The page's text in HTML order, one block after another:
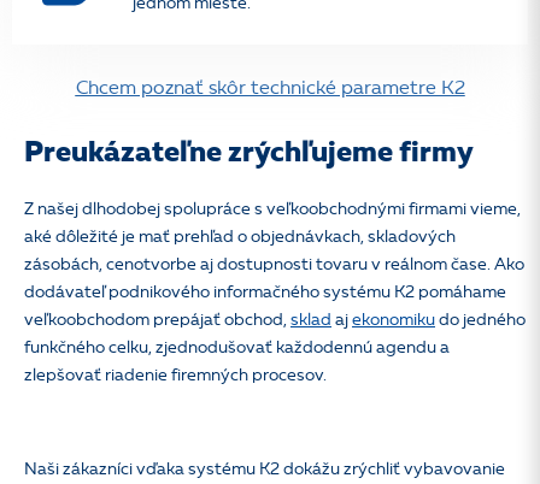
jednom mieste.
Chcem poznať skôr technické parametre K2
Preukázateľne zrýchľujeme firmy
Z našej dlhodobej spolupráce s veľkoobchodnými firmami vieme,
aké dôležité je mať prehľad o objednávkach, skladových
zásobách, cenotvorbe aj dostupnosti tovaru v reálnom čase. Ako
dodávateľ podnikového informačného systému K2 pomáhame
veľkoobchodom prepájať obchod, sklad aj ekonomiku do jedného
funkčného celku, zjednodušovať každodennú agendu a
zlepšovať riadenie firemných procesov.
Naši zákazníci vďaka systému K2 dokážu zrýchliť vybavovanie